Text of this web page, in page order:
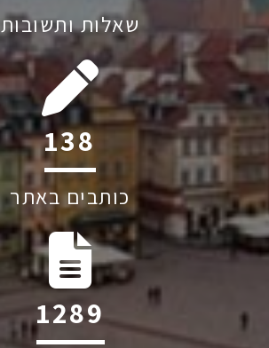
שאלות ותשובות
198
כותבים באתר
1841